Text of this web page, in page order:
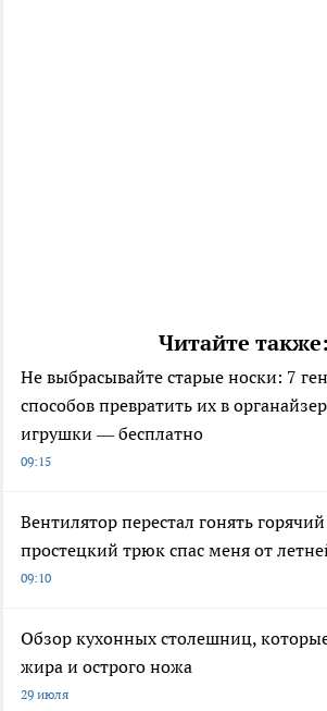
Читайте также:
Не выбрасывайте старые носки: 7
способов превратить их в
игрушки — бесплатно
09:15
Вентилятор перестал гонять
простецкий трюк спас меня от
09:10
Обзор кухонных столешниц,
жира и острого ножа
29 июля